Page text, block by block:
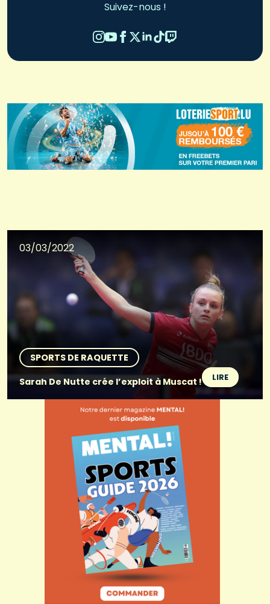
Suivez-nous !
03/03/2022
SPORTS DE RAQUETTE
Sarah De Nutte crée l’exploit à Muscat !
LIRE